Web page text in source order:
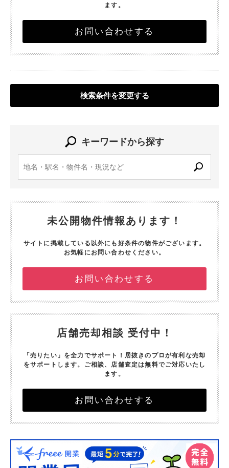
ます。
お問い合わせする
検索条件を変更する
キーワードから探す
未公開物件情報あります！
サイトに掲載している以外にも好条件の物件がございます。
お気軽にお問い合わせください。
お問い合わせする
店舗売却相談 受付中！
「売りたい」を全力でサポート！ 居抜きのプロが有利な売却
をサポートします。 ご相談、店舗査定は無料でご対応いたし
ます。
お問い合わせする